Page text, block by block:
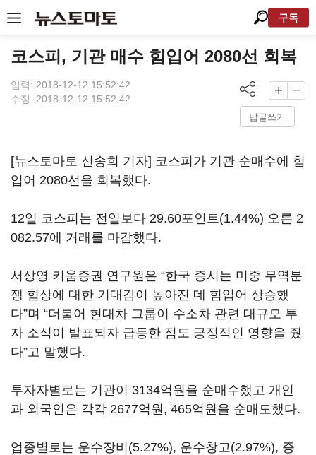
구독
코스피, 기관 매수 힘입어 2080선 회복
입력: 2018-12-12 15:52:42
수정: 2018-12-12 15:52:42
답글쓰기
[뉴스토마토 신송희 기자] 코스피가 기관 순매수에 힘
입어 2080선을 회복했다.
12일 코스피는 전일보다 29.60포인트(1.44%) 오른 2
082.57에 거래를 마감했다.
서상영 키움증권 연구원은 “한국 증시는 미중 무역분
쟁 협상에 대한 기대감이 높아진 데 힘입어 상승했
다”며 “더불어 현대차 그룹이 수소차 관련 대규모 투
자 소식이 발표되자 급등한 점도 긍정적인 영향을 줬
다”고 말했다.
투자자별로는 기관이 3134억원을 순매수했고 개인
과 외국인은 각각 2677억원, 465억원을 순매도했다.
업종별로는 운수장비(5.27%), 운수창고(2.97%), 증